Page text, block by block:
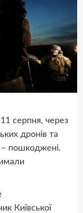
серпня, через
дронів та
пошкоджені.
Київської